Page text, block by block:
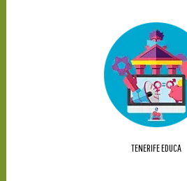
TENERIFE EDUCA